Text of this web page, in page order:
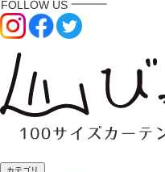
カテゴリ